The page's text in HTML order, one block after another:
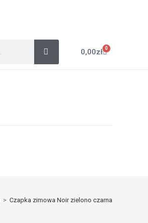
0,00zł 0
> Czapka zimowa Noir zielono czarna